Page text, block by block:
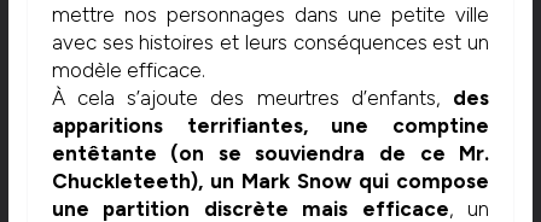
mettre nos personnages dans une petite ville
avec ses histoires et leurs conséquences est un
modèle efficace.
À cela s’ajoute des meurtres d’enfants, des
apparitions terrifiantes, une comptine
entêtante (on se souviendra de ce Mr.
Chuckleteeth), un Mark Snow qui compose
une partition discrète mais efficace, un